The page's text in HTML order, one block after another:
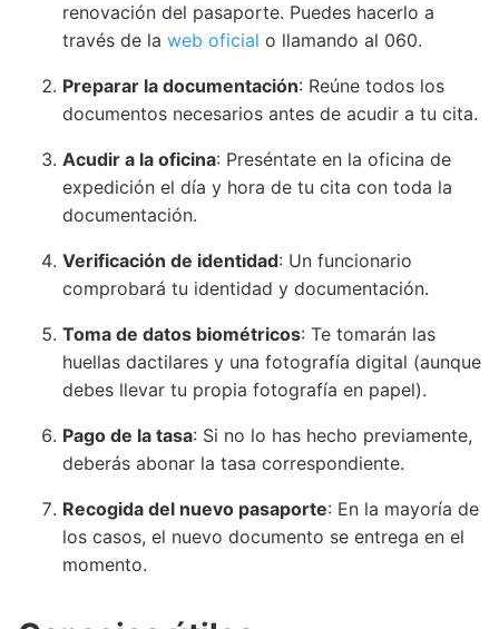
renovación del pasaporte. Puedes hacerlo a
través de la web oficial o llamando al 060.
Preparar la documentación: Reúne todos los
documentos necesarios antes de acudir a tu cita.
Acudir a la oficina: Preséntate en la oficina de
expedición el día y hora de tu cita con toda la
documentación.
Verificación de identidad: Un funcionario
comprobará tu identidad y documentación.
Toma de datos biométricos: Te tomarán las
huellas dactilares y una fotografía digital (aunque
debes llevar tu propia fotografía en papel).
Pago de la tasa: Si no lo has hecho previamente,
deberás abonar la tasa correspondiente.
Recogida del nuevo pasaporte: En la mayoría de
los casos, el nuevo documento se entrega en el
momento.